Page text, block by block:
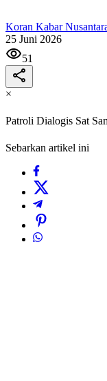
Koran Kabar
25 Juni 2026
51
×
Patroli Dialogis Sat
Sebarkan artikel ini